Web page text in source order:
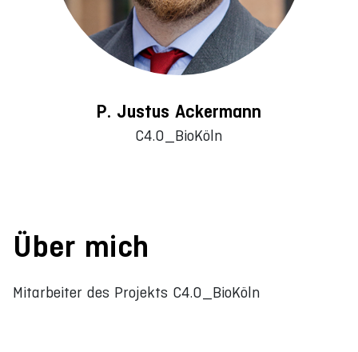
P. Justus Ackermann
C4.0_BioKöln
Über mich
Mitarbeiter des Projekts C4.0_BioKöln